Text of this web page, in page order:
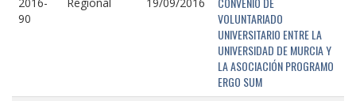
90
VOLUNTARIADO
UNIVERSITARIO ENTRE LA
UNIVERSIDAD DE MURCIA Y
LA ASOCIACIÓN PROGRAMO
ERGO SUM